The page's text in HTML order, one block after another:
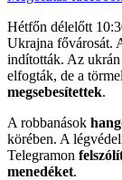
Hétfőn délelőtt
Ukrajna fővárosát.
indították. Az ukrán
elfogták, de a
megsebesítettek.
A robbanások
körében. A
Telegramon
menedéket.